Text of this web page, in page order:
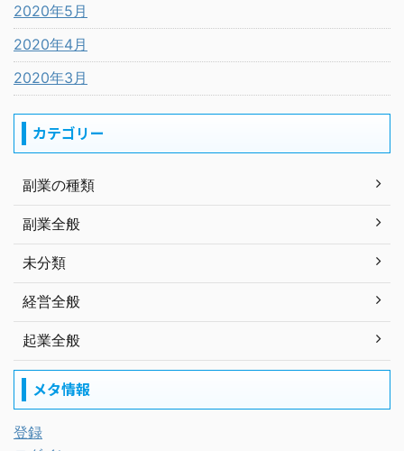
2020年5月
2020年4月
2020年3月
カテゴリー
副業の種類
副業全般
未分類
経営全般
起業全般
メタ情報
登録